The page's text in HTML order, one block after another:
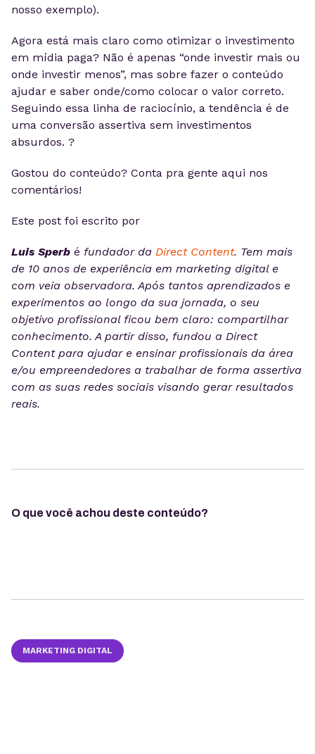
nosso exemplo).
Agora está mais claro como otimizar o investimento
em mídia paga? Não é apenas “onde investir mais ou
onde investir menos”, mas sobre fazer o conteúdo
ajudar e saber onde/como colocar o valor correto.
Seguindo essa linha de raciocínio, a tendência é de
uma conversão assertiva sem investimentos
absurdos. ?
Gostou do conteúdo? Conta pra gente aqui nos
comentários!
Este post foi escrito por
Luis Sperb é fundador da Direct Content. Tem mais
de 10 anos de experiência em marketing digital e
com veia observadora. Após tantos aprendizados e
experimentos ao longo da sua jornada, o seu
objetivo profissional ficou bem claro: compartilhar
conhecimento. A partir disso, fundou a Direct
Content para ajudar e ensinar profissionais da área
e/ou empreendedores a trabalhar de forma assertiva
com as suas redes sociais visando gerar resultados
reais.
O que você achou deste conteúdo?
MARKETING DIGITAL